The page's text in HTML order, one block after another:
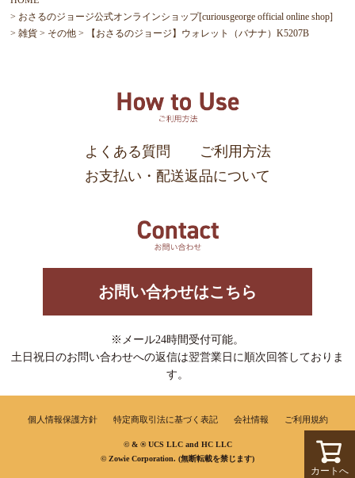
カートへ
おさるのジョージ公式オンラインショップ[curiousgeorge official online shop]
雑貨
その他 【おさるのジョージ】ウォレット（バナナ）K5207B
よくある質問
ご利用方法
お支払い・配送返品について
お問い合わせはこちら
※メール24時間受付可能。
土日祝日のお問い合わせへの返信は翌営業日に順次回答しておりま
す。
個人情報保護方針 特定商取引法に基づく表記 会社情報 ご利用規約
© & ® UCS LLC and HC LLC
© Zowie Corporation. (無断転載を禁じます)